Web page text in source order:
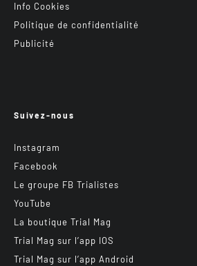
Info Cookies
Politique de confidentialité
Publicité
Suivez-nous
Instagram
Facebook
Le groupe FB Trialistes
YouTube
La boutique Trial Mag
Trial Mag sur l’app IOS
Trial Mag sur l’app Android